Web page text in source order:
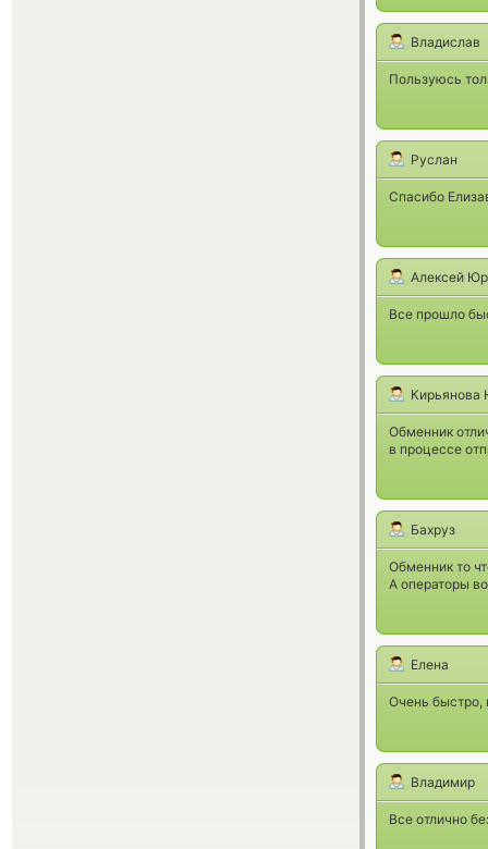
Владислав
Пользуюсь
Руслан
Спасибо
Алексей
Все прошло
Кирьянова
Обменник
в процессе
Бахруз
Обменник то
А операторы
Елена
Очень быстро,
Владимир
Все отлично